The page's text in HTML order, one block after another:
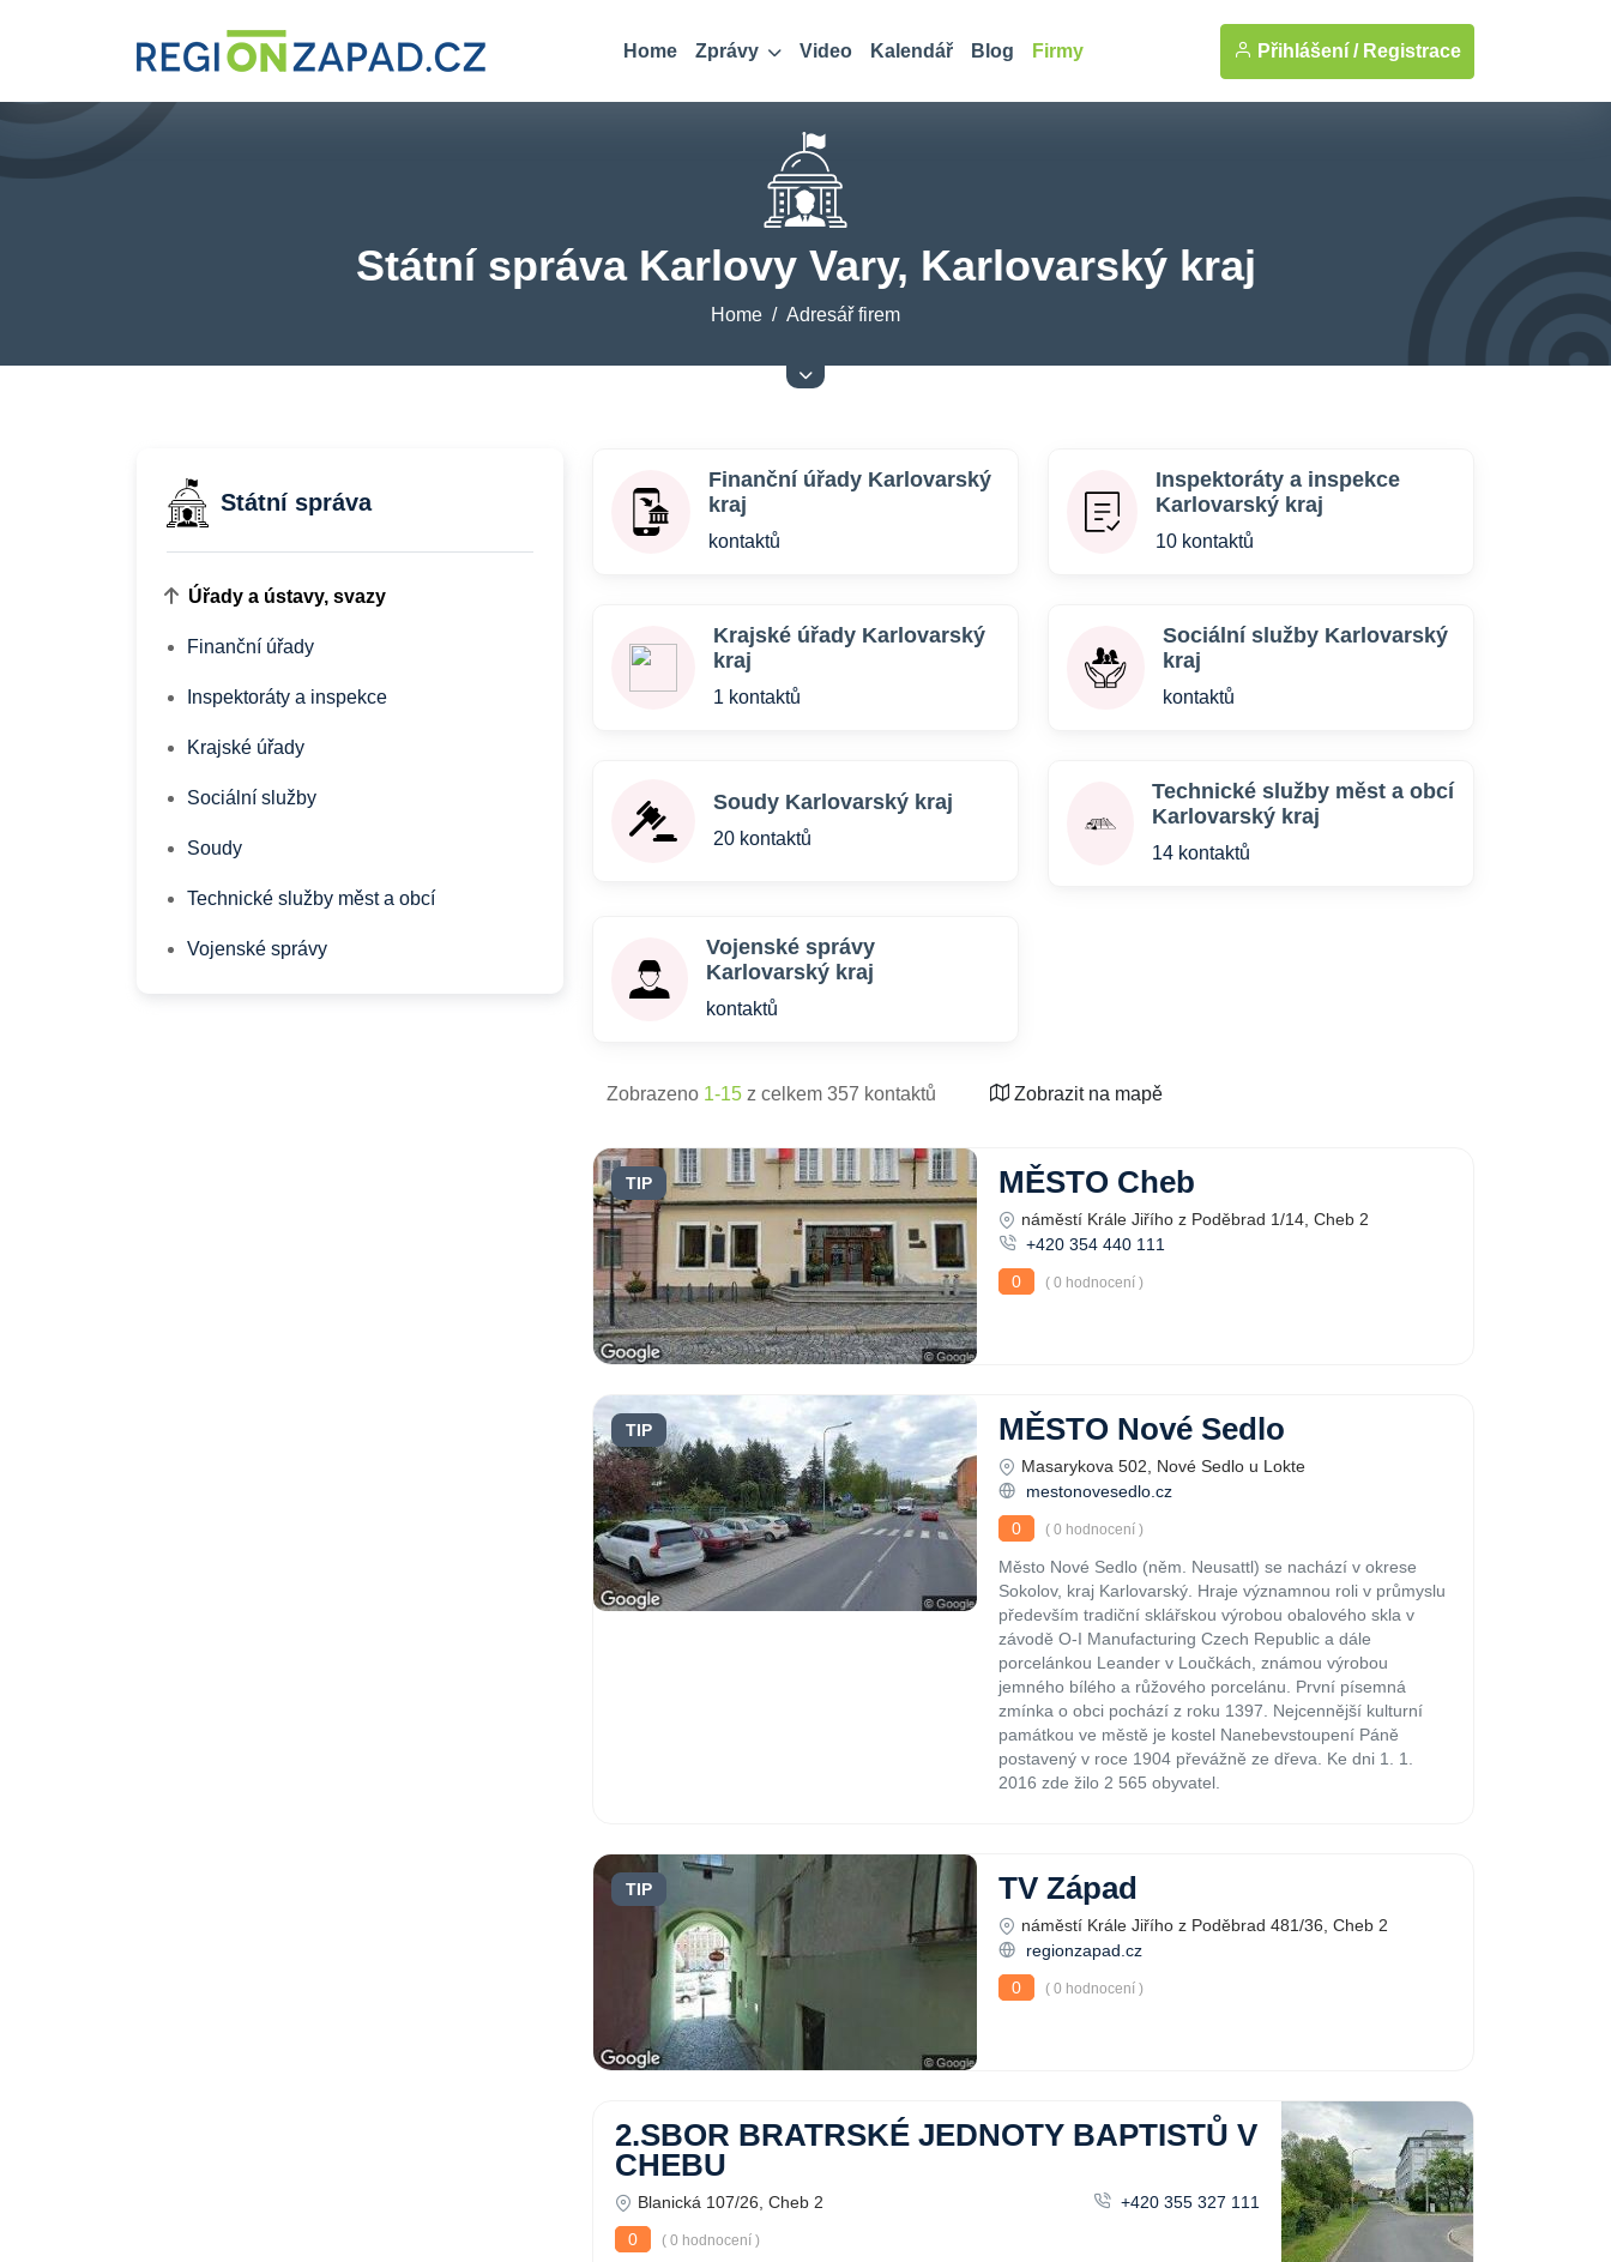
Home Zprávy Video Kalendář Blog Firmy Přihlášení / Registrace
Státní správa Karlovy Vary, Karlovarský kraj
Home Adresář firem
Státní správa
Úřady a ústavy, svazy
Finanční úřady
Inspektoráty a inspekce
Krajské úřady
Sociální služby
Soudy
Technické služby měst a obcí
Vojenské správy
Finanční úřady Karlovarský
kraj
kontaktů
Inspektoráty a inspekce
Karlovarský kraj
10 kontaktů
Krajské úřady Karlovarský
kraj
1 kontaktů
Sociální služby Karlovarský
kraj
kontaktů
Soudy Karlovarský kraj
20 kontaktů
Technické služby měst a obcí
Karlovarský kraj
14 kontaktů
Vojenské správy
Karlovarský kraj
kontaktů
Zobrazeno 1-15 z celkem 357 kontaktů Zobrazit na mapě
TIP MĚSTO Cheb
náměstí Krále Jiřího z Poděbrad 1/14, Cheb 2
+420 354 440 111
0
( 0 hodnocení )
TIP MĚSTO Nové Sedlo
Masarykova 502, Nové Sedlo u Lokte
mestonovesedlo.cz
0
( 0 hodnocení )
Město Nové Sedlo (něm. Neusattl) se nachází v okrese
Sokolov, kraj Karlovarský. Hraje významnou roli v průmyslu
především tradiční sklářskou výrobou obalového skla v
závodě O-I Manufacturing Czech Republic a dále
porcelánkou Leander v Loučkách, známou výrobou
jemného bílého a růžového porcelánu. První písemná
zmínka o obci pochází z roku 1397. Nejcennější kulturní
památkou ve městě je kostel Nanebevstoupení Páně
postavený v roce 1904 převážně ze dřeva. Ke dni 1. 1.
2016 zde žilo 2 565 obyvatel.
TIP TV Západ
náměstí Krále Jiřího z Poděbrad 481/36, Cheb 2
regionzapad.cz
0
( 0 hodnocení )
2.SBOR BRATRSKÉ JEDNOTY BAPTISTŮ V
CHEBU
Blanická 107/26, Cheb 2
+420 355 327 111
0
( 0 hodnocení )